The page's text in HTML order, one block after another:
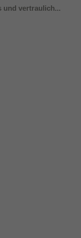
und vertraulich...
um Ihre